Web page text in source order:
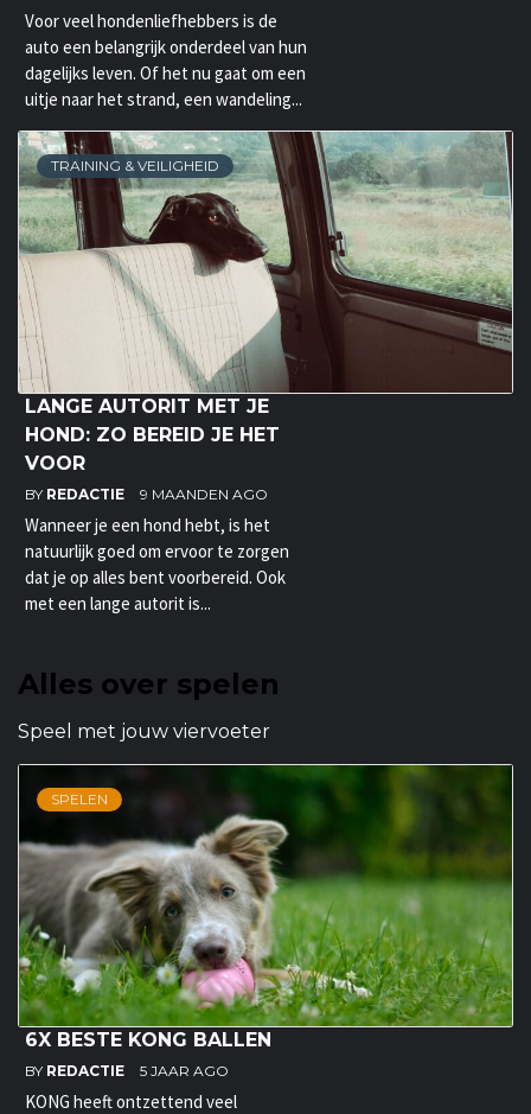
Voor veel hondenliefhebbers is de
auto een belangrijk onderdeel van hun
dagelijks leven. Of het nu gaat om een
uitje naar het strand, een wandeling...
TRAINING & VEILIGHEID
LANGE AUTORIT MET JE
HOND: ZO BEREID JE HET
VOOR
BY REDACTIE 9 MAANDEN AGO
Wanneer je een hond hebt, is het
natuurlijk goed om ervoor te zorgen
dat je op alles bent voorbereid. Ook
met een lange autorit is...
Alles over spelen
Speel met jouw viervoeter
SPELEN
6X BESTE KONG BALLEN
BY REDACTIE 5 JAAR AGO
KONG heeft ontzettend veel